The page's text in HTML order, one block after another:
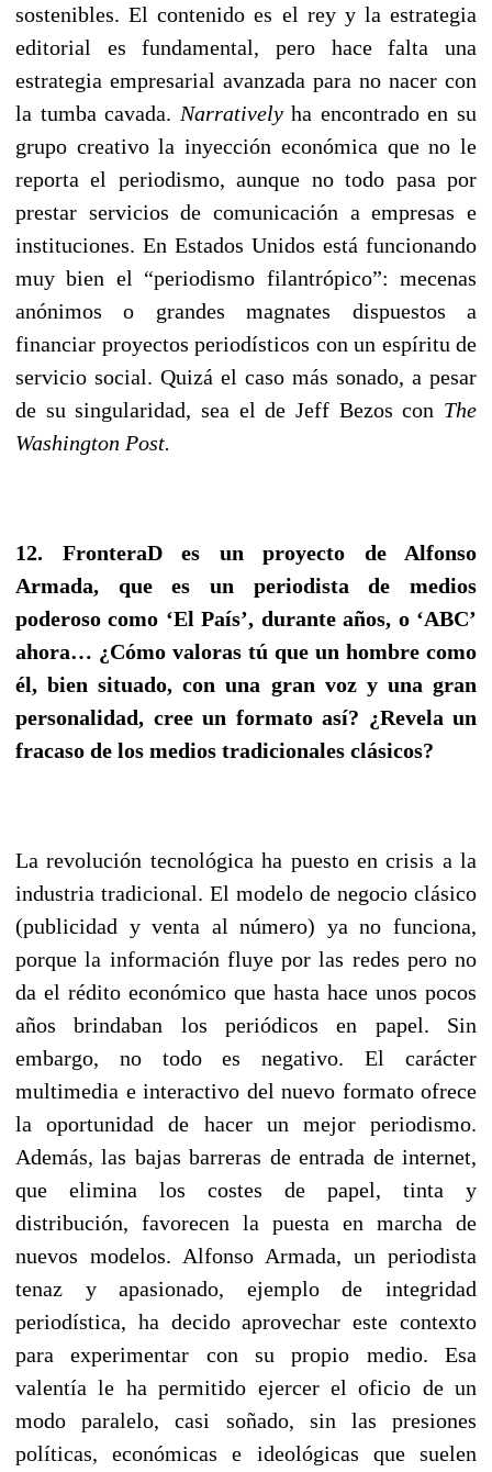
sostenibles. El contenido es el rey y la estrategia
editorial es fundamental, pero hace falta una
estrategia empresarial avanzada para no nacer con
la tumba cavada. Narrativelyha encontrado en su
grupo creativo la inyección económica que no le
reporta el periodismo, aunque no todo pasa por
prestar servicios de comunicación a empresas e
instituciones. En Estados Unidos está funcionando
muy bien el “periodismo filantrópico”: mecenas
anónimos o grandes magnates dispuestos a
financiar proyectos periodísticos con un espíritu de
servicio social. Quizá el caso más sonado, a pesar
de su singularidad, sea el de Jeff Bezos con The
Washington Post.
12. FronteraD es un proyecto de Alfonso
Armada, que es un periodista de medios
poderoso como ‘El País’, durante años, o ‘ABC’
ahora… ¿Cómo valoras tú que un hombre como
él, bien situado, con una gran voz y una gran
personalidad, cree un formato así? ¿Revela un
fracaso de los medios tradicionales clásicos?
La revolución tecnológica ha puesto en crisis a la
industria tradicional. El modelo de negocio clásico
(publicidad y venta al número) ya no funciona,
porque la información fluye por las redes pero no
da el rédito económico que hasta hace unos pocos
años brindaban los periódicos en papel. Sin
embargo, no todo es negativo. El carácter
multimedia e interactivo del nuevo formato ofrece
la oportunidad de hacer un mejor periodismo.
Además, las bajas barreras de entrada de internet,
que elimina los costes de papel, tinta y
distribución, favorecen la puesta en marcha de
nuevos modelos. Alfonso Armada, un periodista
tenaz y apasionado, ejemplo de integridad
periodística, ha decido aprovechar este contexto
para experimentar con su propio medio. Esa
valentía le ha permitido ejercer el oficio de un
modo paralelo, casi soñado, sin las presiones
políticas, económicas e ideológicas que suelen